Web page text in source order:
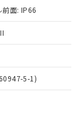
前面: IP66
5-1)
社の製
の取
ること
情報
共同利
法人を
するこ
明書
証明す
明する
セル